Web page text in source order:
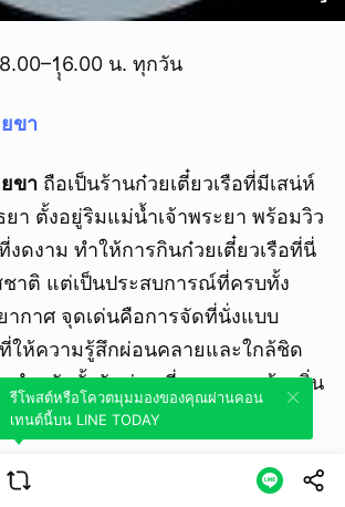
6.00 น. ทุกวัน
ขา
ขา ถือเป็นร้านก๋วยเตี๋ยวเรือที่มีเสน่ห์
ยา ตั้งอยู่ริมแม่น้ำเจ้าพระยา พร้อมวิว
งดงาม ทำให้การกินก๋วยเตี๋ยวเรือที่นี่
ชาติ แต่เป็นประสบการณ์ที่ครบทั้ง
ากาศ จุดเด่นคือการจัดที่นั่งแบบ
ให้ความรู้สึกผ่อนคลายและใกล้ชิด
สำหรับทั้งนักท่องเที่ยวและคนท้องถิ่น
ห์อยุธยาแท้ ๆ
มมองของคุณผ่านคอนเทนต์นี้บน
รีโพสต์หรือโควตมุมมองของคุณผ่านคอน
เทนต์นี้บน LINE TODAY